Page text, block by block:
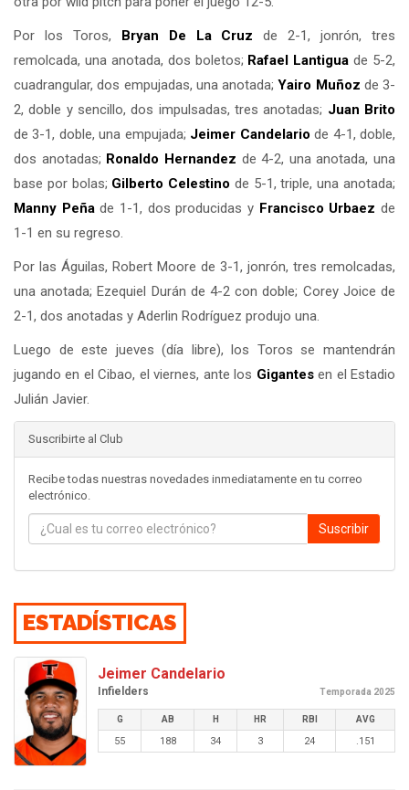
Por los Toros, Bryan De La Cruz de 2-1, jonrón, tres
remolcada, una anotada, dos boletos; Rafael Lantigua de 5-2,
cuadrangular, dos empujadas, una anotada;Yairo Muñoz de 3-
2, doble y sencillo, dos impulsadas, tres anotadas; Juan Brito
de 3-1, doble, una empujada; Jeimer Candelario de 4-1, doble,
dos anotadas; Ronaldo Hernandez de 4-2, una anotada, una
base por bolas; Gilberto Celestino de 5-1, triple, una anotada;
Manny Peñade 1-1, dos producidas y Francisco Urbaez de
1-1 en su regreso.
Por las Águilas, Robert Moore de 3-1, jonrón, tres remolcadas,
una anotada; Ezequiel Durán de 4-2 con doble; Corey Joice de
2-1, dos anotadas y Aderlin Rodríguez produjo una.
Luego de este jueves (día libre), los Toros se mantendrán
jugando en el Cibao, el viernes, ante los Gigantesen el Estadio
Julián Javier.
Suscribirte al Club
Recibe todas nuestras novedades inmediatamente en tu correo
electrónico.
Suscribir
ESTADÍSTICAS
Jeimer Candelario
Infielders Temporada 2025
G AB H HR RBI AVG
55 188 34 3 24 .151